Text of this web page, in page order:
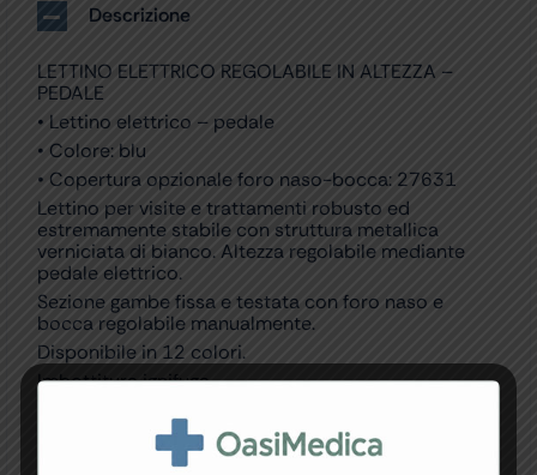
Descrizione
LETTINO ELETTRICO REGOLABILE IN ALTEZZA –
PEDALE
• Lettino elettrico – pedale
• Colore: blu
• Copertura opzionale foro naso-bocca: 27631
Lettino per visite e trattamenti robusto ed
estremamente stabile con struttura metallica
verniciata di bianco. Altezza regolabile mediante
pedale elettrico.
Sezione gambe fissa e testata con foro naso e
bocca regolabile manualmente.
Disponibile in 12 colori.
Imbottitura ignifuga.
Capacità sollevamento: 135 kg.